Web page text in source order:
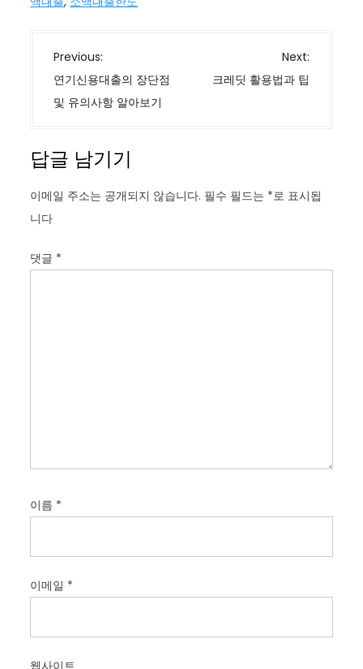
글
탐
색
Previous:
연기신용대출의 장단점
및 유의사항 알아보기
Next:
크레딧 활용법과 팁
답글 남기기
이메일 주소는 공개되지 않습니다. 필수 필드는 *로 표시됩
니다
댓글 *
이름 *
이메일 *
웹사이트